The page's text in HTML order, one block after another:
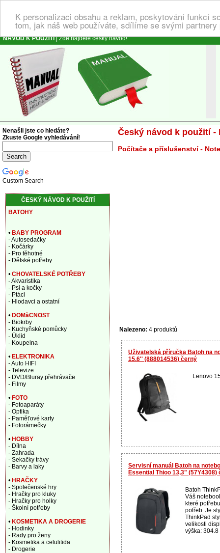
K personalizaci obsahu a reklam, poskytování funkcí
tom, jak náš web používáte, sdílíme se svými
NÁVOD K POUŽITÍ| Zde najdete český návod!
Český návod k použití -
Počítače a příslušenství -
Nalezeno: 4 produktů
Uživatelská příručka Batoh na
15.6'' (888014536) černý
Lenovo
Servisní manuál Batoh na
Essential Thioo 13,3" (57Y4308)
Batoh
Váš
které
potřeb. Je
ThinkPad
velikosti
výška: 304.8
Nenašli jste co hledáte?
Zkuste Google vyhledávání!
Custom Search
ČESKÝ NÁVOD K POUŽITÍ
BATOHY
• BABY PROGRAM
- Autosedačky
- Kočárky
- Pro těhotné
- Dětské potřeby
• CHOVATELSKÉ POTŘEBY
- Akvaristika
- Psi a kočky
- Ptáci
- Hlodavci a ostatní
• DOMàCNOST
- Biokrby
- Kuchyňské pomůcky
- Úklid
- Koupelna
• ELEKTRONIKA
- Auto HIFI
- Televize
- DVD/Bluray přehrávače
- Filmy
• FOTO
- Fotoaparáty
- Optika
- Paměťové karty
- Fotorámečky
• HOBBY
- Dílna
- Zahrada
- Sekačky trávy
- Barvy a laky
• HRAČKY
- Společenské hry
- Hračky pro kluky
- Hračky pro holky
- Školní potřeby
• KOSMETIKA A DROGERIE
- Hodinky
- Rady pro ženy
- Kosmetika a celulitida
- Drogerie